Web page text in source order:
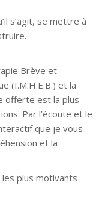
s’agit, se mettre à
Brève et
(I.M.H.E.B.) et la
offerte est la plus
Par l’écoute et le
que je vous
et la
plus motivants